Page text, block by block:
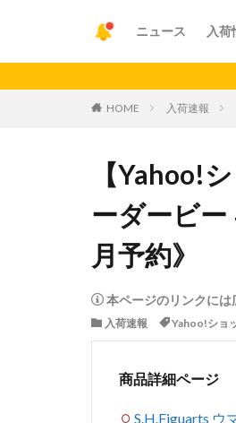
ニュース 入荷
HOME 入荷速報
【Yahoo!
ーダービー
月予約》
本ページのリンクには
入荷速報 Yahoo!ショ
商品詳細ページ
S.H.Figuarts ウ